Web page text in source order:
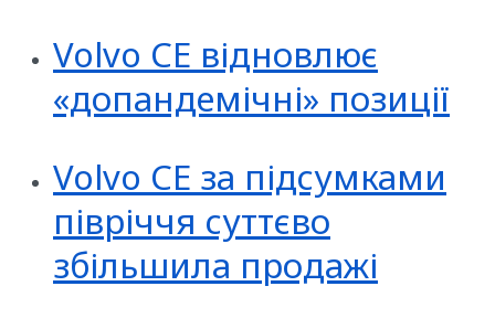
Volvo CE відновлює
«допандемічні» позиції
Volvo CE за підсумками
півріччя суттєво
збільшила продажі